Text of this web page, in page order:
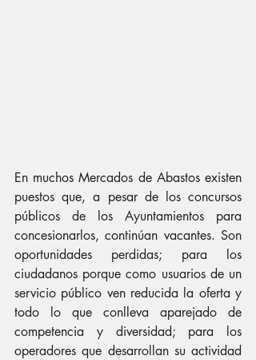
En muchos Mercados de Abastos existen
puestos que, a pesar de los concursos
públicos de los Ayuntamientos para
concesionarlos, continúan vacantes. Son
oportunidades perdidas; para los
ciudadanos porque como usuarios de un
servicio público ven reducida la oferta y
todo lo que conlleva aparejado de
competencia y diversidad; para los
operadores que desarrollan su actividad